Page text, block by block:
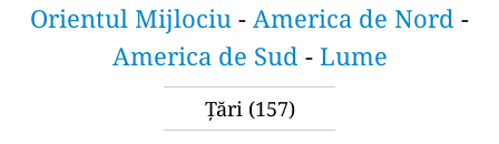
Orientul Mijlociu - America de Nord -
America de Sud- Lume
Țări(157)